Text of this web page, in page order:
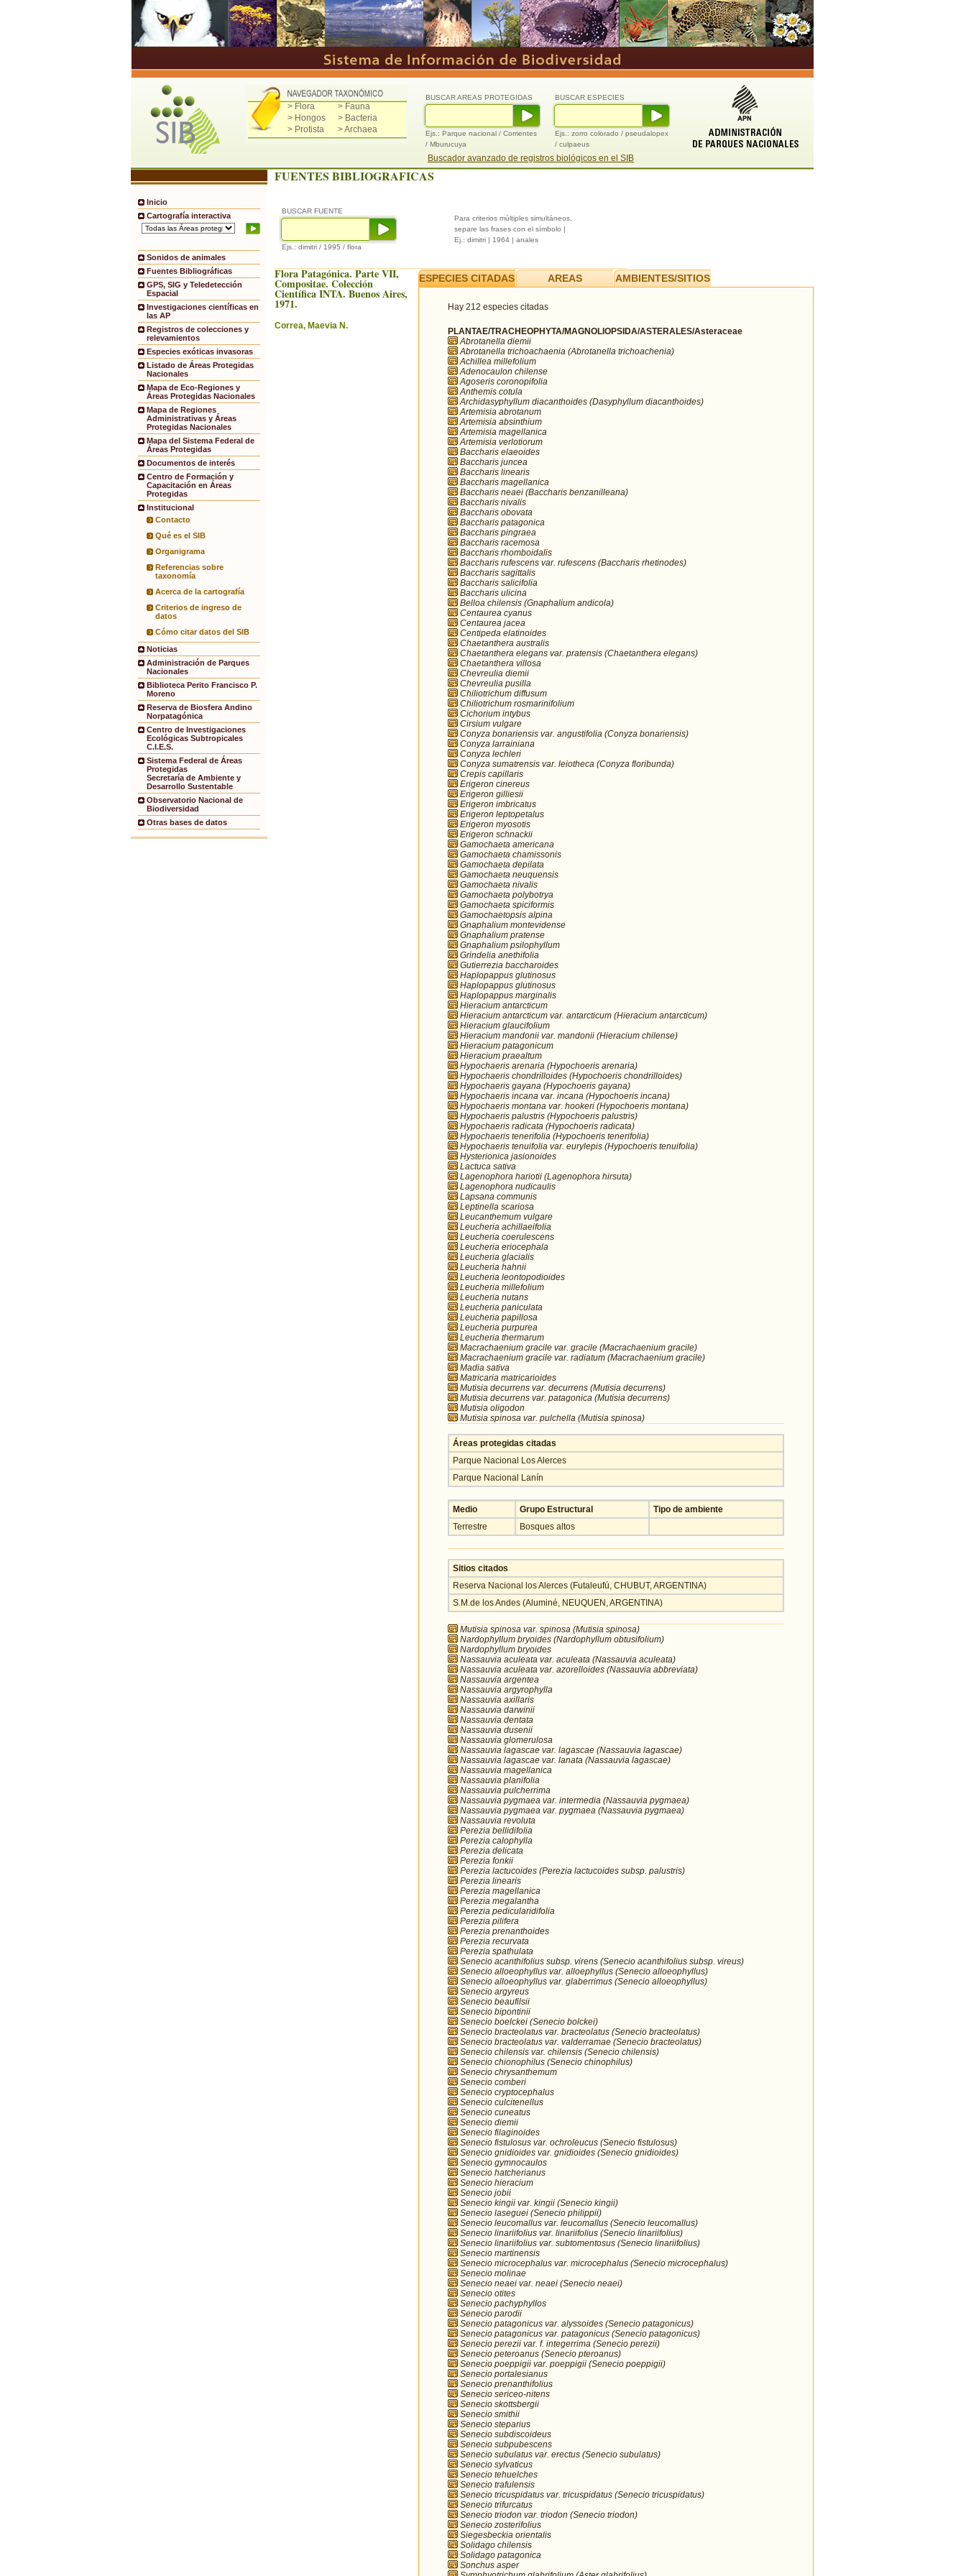
> Flora
> Fauna
> Hongos
> Bacteria
> Protista
> Archaea
BUSCAR ESPECIES
Ejs.: zorro colorado / pseudalopex
/ culpaeus
BUSCAR AREAS PROTEGIDAS
Ejs.: Parque nacional / Corrientes
/ Mburucuya
Buscador avanzado de registros biológicos en el SIB
Inicio
Cartografía interactiva
Sonidos de animales
Fuentes Bibliográficas
GPS, SIG y Teledetección
Espacial
Investigaciones científicas en
las AP
Registros de colecciones y
relevamientos
Especies exóticas invasoras
Listado de Áreas Protegidas
Nacionales
Mapa de Eco-Regiones y
Áreas Protegidas Nacionales
Mapa de Regiones
Administrativas y Áreas
Protegidas Nacionales
Mapa del Sistema Federal de
Áreas Protegidas
Documentos de interés
Centro de Formación y
Capacitación en Áreas
Protegidas
Institucional
Contacto
Qué es el SIB
Organigrama
Referencias sobre
taxonomía
Acerca de la cartografía
Criterios de ingreso de
datos
Cómo citar datos del SIB
Noticias
Administración de Parques
Nacionales
Biblioteca Perito Francisco P.
Moreno
Reserva de Biosfera Andino
Norpatagónica
Centro de Investigaciones
Ecológicas Subtropicales
C.I.E.S.
Sistema Federal de Áreas
Protegidas
Secretaría de Ambiente y
Desarrollo Sustentable
Observatorio Nacional de
Biodiversidad
Otras bases de datos
FUENTES BIBLIOGRAFICAS
BUSCAR FUENTE
Ejs.: dimitri / 1995 / flora
Para criterios múltiples simultáneos,
separe las frases con el símbolo |
Ej.: dimitri | 1964 | anales
Flora Patagónica. Parte VII,
Compositae. Colección
Científica INTA. Buenos Aires,
1971.
Correa, Maevia N.
ESPECIES CITADAS AREAS AMBIENTES/SITIOS
Hay 212 especies citadas
PLANTAE/TRACHEOPHYTA/MAGNOLIOPSIDA/ASTERALES/Asteraceae
Abrotanella diemii
Abrotanella trichoachaenia (Abrotanella trichoachenia)
Achillea millefolium
Adenocaulon chilense
Agoseris coronopifolia
Anthemis cotula
Archidasyphyllum diacanthoides (Dasyphyllum diacanthoides)
Artemisia abrotanum
Artemisia absinthium
Artemisia magellanica
Artemisia verlotiorum
Baccharis elaeoides
Baccharis juncea
Baccharis linearis
Baccharis magellanica
Baccharis neaei (Baccharis benzanilleana)
Baccharis nivalis
Baccharis obovata
Baccharis patagonica
Baccharis pingraea
Baccharis racemosa
Baccharis rhomboidalis
Baccharis rufescens var. rufescens (Baccharis rhetinodes)
Baccharis sagittalis
Baccharis salicifolia
Baccharis ulicina
Belloa chilensis (Gnaphalium andicola)
Centaurea cyanus
Centaurea jacea
Centipeda elatinoides
Chaetanthera australis
Chaetanthera elegans var. pratensis (Chaetanthera elegans)
Chaetanthera villosa
Chevreulia diemii
Chevreulia pusilla
Chiliotrichum diffusum
Chiliotrichum rosmarinifolium
Cichorium intybus
Cirsium vulgare
Conyza bonariensis var. angustifolia (Conyza bonariensis)
Conyza larrainiana
Conyza lechleri
Conyza sumatrensis var. leiotheca (Conyza floribunda)
Crepis capillaris
Erigeron cinereus
Erigeron gilliesii
Erigeron imbricatus
Erigeron leptopetalus
Erigeron myosotis
Erigeron schnackii
Gamochaeta americana
Gamochaeta chamissonis
Gamochaeta depilata
Gamochaeta neuquensis
Gamochaeta nivalis
Gamochaeta polybotrya
Gamochaeta spiciformis
Gamochaetopsis alpina
Gnaphalium montevidense
Gnaphalium pratense
Gnaphalium psilophyllum
Grindelia anethifolia
Gutierrezia baccharoides
Haplopappus glutinosus
Haplopappus glutinosus
Haplopappus marginalis
Hieracium antarcticum
Hieracium antarcticum var. antarcticum (Hieracium antarcticum)
Hieracium glaucifolium
Hieracium mandonii var. mandonii (Hieracium chilense)
Hieracium patagonicum
Hieracium praealtum
Hypochaeris arenaria (Hypochoeris arenaria)
Hypochaeris chondrilloides (Hypochoeris chondrilloides)
Hypochaeris gayana (Hypochoeris gayana)
Hypochaeris incana var. incana (Hypochoeris incana)
Hypochaeris montana var. hookeri (Hypochoeris montana)
Hypochaeris palustris (Hypochoeris palustris)
Hypochaeris radicata (Hypochoeris radicata)
Hypochaeris tenerifolia (Hypochoeris tenerifolia)
Hypochaeris tenuifolia var. eurylepis (Hypochoeris tenuifolia)
Hysterionica jasionoides
Lactuca sativa
Lagenophora hariotii (Lagenophora hirsuta)
Lagenophora nudicaulis
Lapsana communis
Leptinella scariosa
Leucanthemum vulgare
Leucheria achillaeifolia
Leucheria coerulescens
Leucheria eriocephala
Leucheria glacialis
Leucheria hahnii
Leucheria leontopodioides
Leucheria millefolium
Leucheria nutans
Leucheria paniculata
Leucheria papillosa
Leucheria purpurea
Leucheria thermarum
Macrachaenium gracile var. gracile (Macrachaenium gracile)
Macrachaenium gracile var. radiatum (Macrachaenium gracile)
Madia sativa
Matricaria matricarioides
Mutisia decurrens var. decurrens (Mutisia decurrens)
Mutisia decurrens var. patagonica (Mutisia decurrens)
Mutisia oligodon
Mutisia spinosa var. pulchella (Mutisia spinosa)
Áreas protegidas citadas
Parque Nacional Los Alerces
Parque Nacional Lanín
Medio Grupo Estructural
Tipo de ambiente
Terrestre
Bosques altos
Sitios citados
Reserva Nacional los Alerces (Futaleufú, CHUBUT, ARGENTINA)
S.M.de los Andes (Aluminé, NEUQUEN, ARGENTINA)
Mutisia spinosa var. spinosa (Mutisia spinosa)
Nardophyllum bryoides (Nardophyllum obtusifolium)
Nardophyllum bryoides
Nassauvia aculeata var. aculeata (Nassauvia aculeata)
Nassauvia aculeata var. azorelloides (Nassauvia abbreviata)
Nassauvia argentea
Nassauvia argyrophylla
Nassauvia axillaris
Nassauvia darwinii
Nassauvia dentata
Nassauvia dusenii
Nassauvia glomerulosa
Nassauvia lagascae var. lagascae (Nassauvia lagascae)
Nassauvia lagascae var. lanata (Nassauvia lagascae)
Nassauvia magellanica
Nassauvia planifolia
Nassauvia pulcherrima
Nassauvia pygmaea var. intermedia (Nassauvia pygmaea)
Nassauvia pygmaea var. pygmaea (Nassauvia pygmaea)
Nassauvia revoluta
Perezia bellidifolia
Perezia calophylla
Perezia delicata
Perezia fonkii
Perezia lactucoides (Perezia lactucoides subsp. palustris)
Perezia linearis
Perezia magellanica
Perezia megalantha
Perezia pedicularidifolia
Perezia pilifera
Perezia prenanthoides
Perezia recurvata
Perezia spathulata
Senecio acanthifolius subsp. virens (Senecio acanthifolius subsp. vireus)
Senecio alloeophyllus var. alloephyllus (Senecio alloeophyllus)
Senecio alloeophyllus var. glaberrimus (Senecio alloeophyllus)
Senecio argyreus
Senecio beaufilsii
Senecio bipontinii
Senecio boelckei (Senecio bolckei)
Senecio bracteolatus var. bracteolatus (Senecio bracteolatus)
Senecio bracteolatus var. valderramae (Senecio bracteolatus)
Senecio chilensis var. chilensis (Senecio chilensis)
Senecio chionophilus (Senecio chinophilus)
Senecio chrysanthemum
Senecio comberi
Senecio cryptocephalus
Senecio culcitenellus
Senecio cuneatus
Senecio diemii
Senecio filaginoides
Senecio fistulosus var. ochroleucus (Senecio fistulosus)
Senecio gnidioides var. gnidioides (Senecio gnidioides)
Senecio gymnocaulos
Senecio hatcherianus
Senecio hieracium
Senecio jobii
Senecio kingii var. kingii (Senecio kingii)
Senecio laseguei (Senecio philippii)
Senecio leucomallus var. leucomallus (Senecio leucomallus)
Senecio linariifolius var. linariifolius (Senecio linariifolius)
Senecio linariifolius var. subtomentosus (Senecio linariifolius)
Senecio martinensis
Senecio microcephalus var. microcephalus (Senecio microcephalus)
Senecio molinae
Senecio neaei var. neaei (Senecio neaei)
Senecio otites
Senecio pachyphyllos
Senecio parodii
Senecio patagonicus var. alyssoides (Senecio patagonicus)
Senecio patagonicus var. patagonicus (Senecio patagonicus)
Senecio perezii var. f. integerrima (Senecio perezii)
Senecio peteroanus (Senecio pteroanus)
Senecio poeppigii var. poeppigii (Senecio poeppigii)
Senecio portalesianus
Senecio prenanthifolius
Senecio sericeo-nitens
Senecio skottsbergii
Senecio smithii
Senecio steparius
Senecio subdiscoideus
Senecio subpubescens
Senecio subulatus var. erectus (Senecio subulatus)
Senecio sylvaticus
Senecio tehuelches
Senecio trafulensis
Senecio tricuspidatus var. tricuspidatus (Senecio tricuspidatus)
Senecio trifurcatus
Senecio triodon var. triodon (Senecio triodon)
Senecio zosterifolius
Siegesbeckia orientalis
Solidago chilensis
Solidago patagonica
Sonchus asper